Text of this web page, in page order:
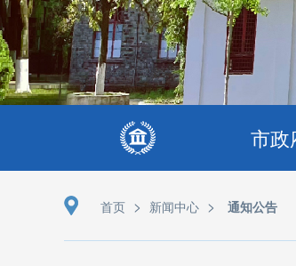
市政
首页 > 新闻中心 > 通知公告